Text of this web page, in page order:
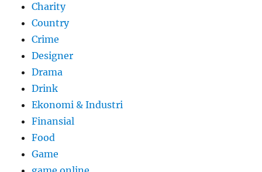
Charity
Country
Crime
Designer
Drama
Drink
Ekonomi & Industri
Finansial
Food
Game